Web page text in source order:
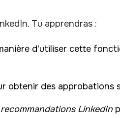
Tu apprendras :
d'utiliser cette
obtenir des approbations
LinkedIn